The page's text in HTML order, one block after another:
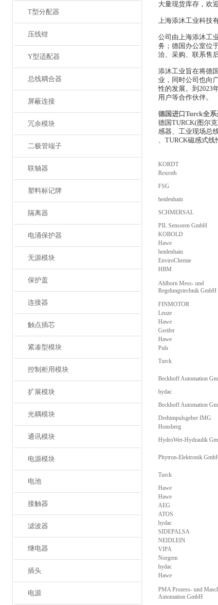
T型分配器
压线钳
Y型适配器
总线耦合器
屏蔽连接
冗余模块
二极管端子
联轴器
塑料标记牌
隔离器
电涌保护器
无源模块
保护盖
连接器
触点插芯
紧凑型模块
控制柜用模块
扩展模块
光耦模块
通讯模块
电源模块
电池
接触器
滤波器
继电器
插头
电源
大量现货库存，欢
上海添沐工业科技
公司由上海添沐工
务；德国办公室位
洽、采购、联系售
添沐工业旨在将德
业，同时公司也向
性的发展。到2023
用户等合作伙伴。
德国进口Turck全
德国TURCK(图尔
感器、工业现场总
、TURCK磁感式
KORDT
Rexroth
FSG
heidenhain
SCHMERSAL
PIL Sensoren GmbH
KOBOLD
Hawe
heidenhain
EnviroChemie
HBM
Ahlborn Mess- und
Regelungstechnik GmbH
FINMOTOR
Leuze
Hawe
Greifer
Hawe
Puls
Turck
Beckhoff Automation
hydac
Beckhoff Automation
Drehimpulsgeber IMG
Honsberg
HydroWer-Hydraulik
Phytron-Elektronik
Turck
Hawe
Hawe
AEG
ATOS
hydac
SIDEPALSA
NEIDLEIN
VIPA
Norgren
hydac
Hawe
PMA Prozess- und
Automation GmbH